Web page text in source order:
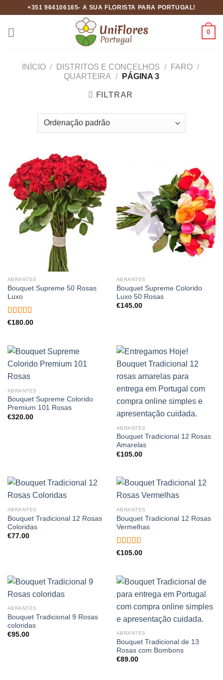
content
+351 964106165- A SUA FLORISTA PARA PORTUGAL!
0
INÍCIO / DISTRITOS E CONCELHOS / FARO /
QUARTEIRA / PÁGINA 3
FILTRAR
ABRANTES
Bouquet Supreme 50 Rosas
Luxo
Avaliação
€180.00
ABRANTES
Bouquet Supreme Colorido
Luxo 50 Rosas
€145.00
ABRANTES
Bouquet Supreme Colorido
Premium 101 Rosas
€320.00
ABRANTES
Bouquet Tradicional 12 Rosas
Amarelas
€105.00
ABRANTES
Bouquet Tradicional 12 Rosas
Coloridas
€77.00
ABRANTES
Bouquet Tradicional 12 Rosas
Vermelhas
Avaliação
€105.00
ABRANTES
Bouquet Tradicional 9 Rosas
coloridas
€95.00 ABRANTES
Bouquet Tradicional de 13
Rosas com Bombons
€89.00